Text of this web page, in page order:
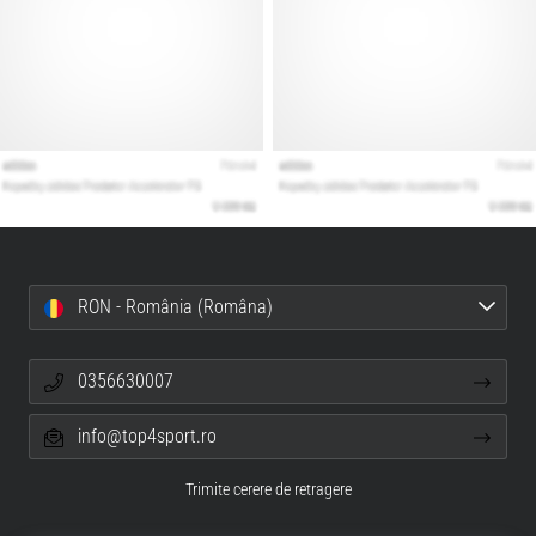
RON - România (Româna)
0356630007
info@top4sport.ro
Trimite cerere de retragere